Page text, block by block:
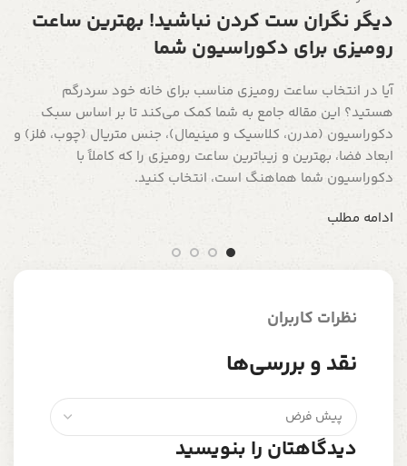
دیگر نگران ست کردن نباشید! بهترین ساعت
رومیزی برای دکوراسیون شما
آیا در انتخاب ساعت رومیزی مناسب برای خانه خود سردرگم
هستید؟ این مقاله جامع به شما کمک می‌کند تا بر اساس سبک
دکوراسیون (مدرن، کلاسیک و مینیمال)، جنس متریال (چوب، فلز) و
ابعاد فضا، بهترین و زیباترین ساعت رومیزی را که کاملاً با
دکوراسیون شما هماهنگ است، انتخاب کنید.
ادامه مطلب
نظرات کاربران
نقد و بررسی‌ها
دیدگاهتان را بنویسید